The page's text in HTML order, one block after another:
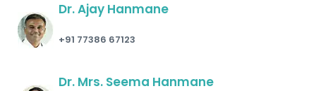
Dr. Ajay Hanmane
+91 77386 67123
Dr. Mrs. Seema Hanmane